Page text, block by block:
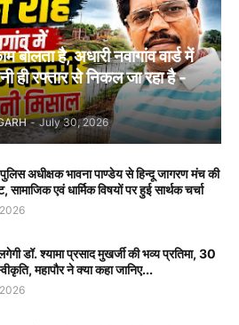
बोलता है, अधारी नवागांव वार्ड में
ही रफ्तार से निकल जा रहा है -
- July 30, 2026
अधीक्षक भावना पाण्डेय से हिन्दू जागरण मंच की
सामाजिक एवं धार्मिक विषयों पर हुई सार्थक चर्चा
डॉ. श्यामा प्रसाद मुखर्जी की भव्य प्रतिमा, 30
महापौर ने क्या कहा जानिए...